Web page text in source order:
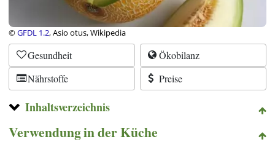
©GFDL 1.2, Asio otus, Wikipedia
Gesundheit
Ökobilanz
Nährstoffe
Preise
Inhaltsverzeichnis
Verwendung in der Küche